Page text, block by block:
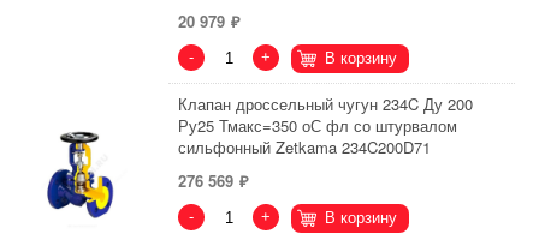
20 979
- + В корзину
Клапан дроссельный чугун 234C Ду 200
Ру25 Тмакс=350 оС фл со штурвалом
сильфонный Zetkama 234C200D71
276 569
- + В корзину